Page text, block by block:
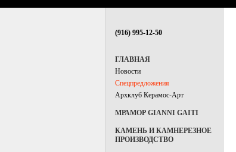
(916) 995-12-50
ГЛАВНАЯ
Новости
Спецпредложения
Архклуб Керамос-Арт
МРАМОР GIANNI GAITI
КАМЕНЬ И КАМНЕРЕЗНОЕ
ПРОИЗВОДСТВО